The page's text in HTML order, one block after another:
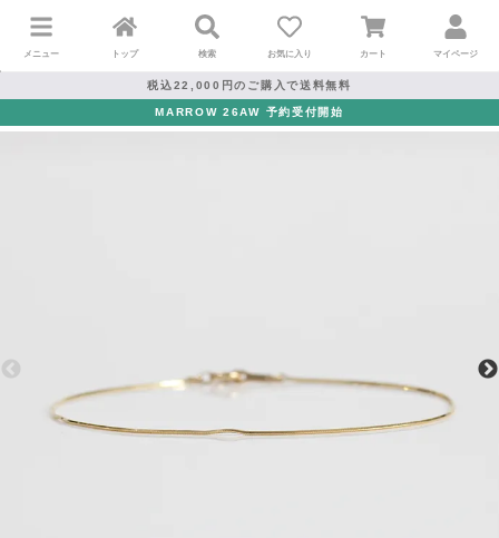
メニュー トップ 検索 お気に入り カート マイページ
税込22,000円のご購入で送料無料
MARROW 26AW 予約受付開始